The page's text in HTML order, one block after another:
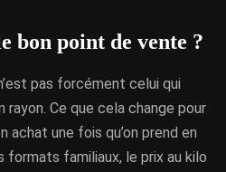
bon point de vente ?
pas forcément celui qui
Ce que cela change pour
une fois qu’on prend en
familiaux, le prix au kilo